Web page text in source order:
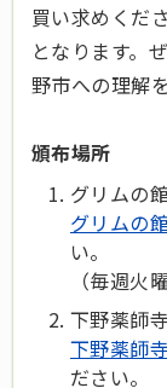
買い求めくだ
となります。
野市への理解
頒布場所
グリムの
グリムの
い。
（毎週火
下野薬師
下野薬師
ださい。